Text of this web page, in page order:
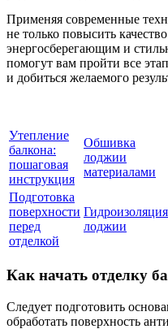
Применяя современные
не только повысить
энергосберегающим и
помогут вам пройти все
и добиться желаемого
Утепление
балкона:
пошаговая
инструкция
Обшивка
лоджии
материалами
Подготовка
поверхности
перед
отделкой
Гидроизоляция
лоджии
Как начать отделку
Следует подготовить
обработать поверхность